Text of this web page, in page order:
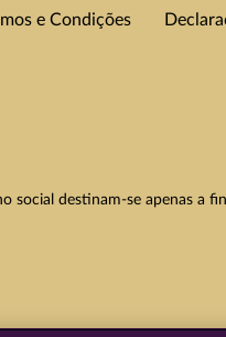
e Condições
social destinam-se apenas a